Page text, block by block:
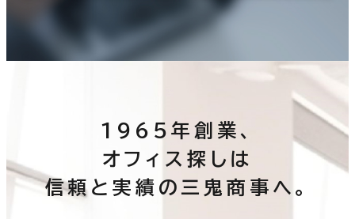
1965年創業、
オフィス探しは
信頼と実績の三鬼商事へ。